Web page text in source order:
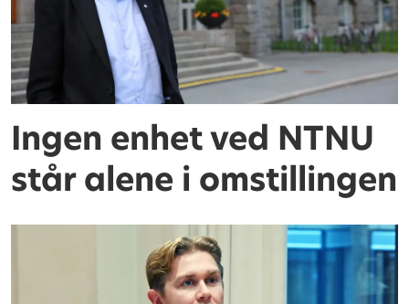
Ingen enhet ved NTNU
står alene i omstillingen